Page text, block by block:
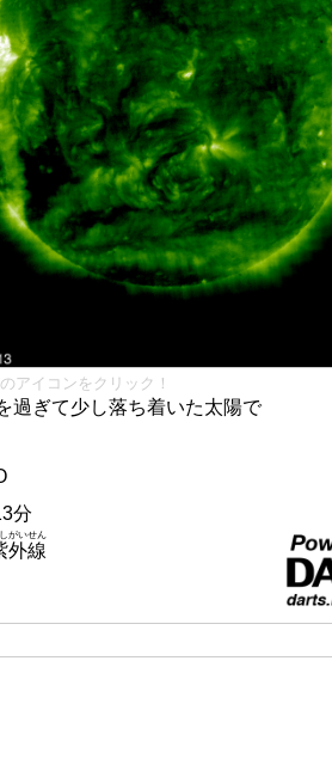
アイコンをクリック！
過ぎて少し落ち着いた太陽で
分
外線
がいせん